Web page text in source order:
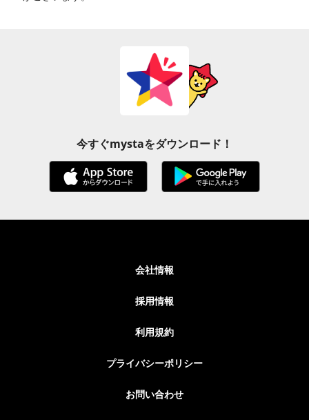
今すぐmystaをダウンロード！
会社情報
採用情報
利用規約
プライバシーポリシー
お問い合わせ